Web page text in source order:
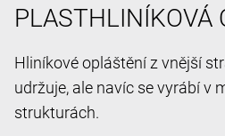
PLASTHLINÍKOVÁ
Hliníkové opláštění z vnější
udržuje, ale navíc se vyrábí v
strukturách.